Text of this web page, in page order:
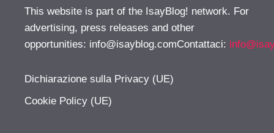
This website is part of the IsayBlog! network. For
advertising, press releases and other
opportunities: info@isayblog.comContattaci:
Dichiarazione sulla Privacy (UE)
Cookie Policy (UE)